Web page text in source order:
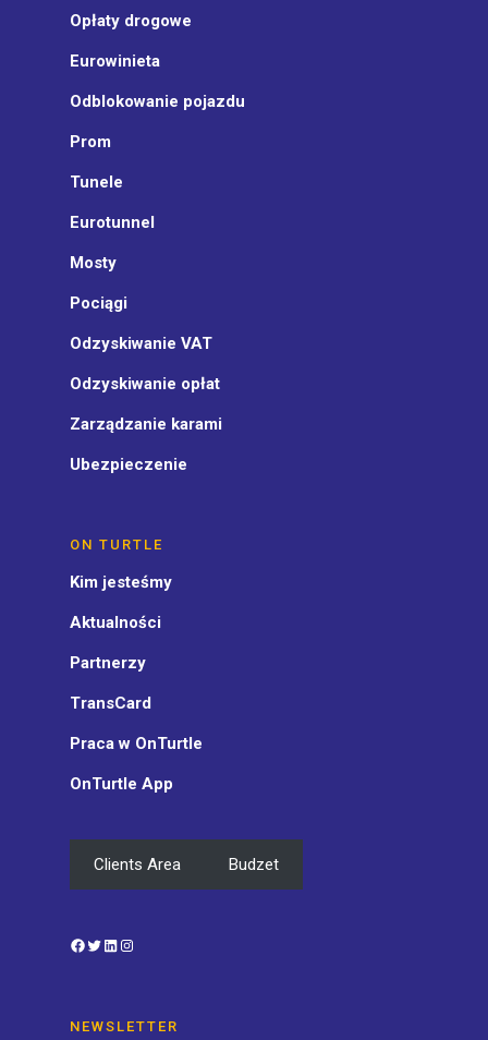
Opłaty drogowe
Eurowinieta
Odblokowanie pojazdu
Prom
Tunele
Eurotunnel
Mosty
Pociągi
Odzyskiwanie VAT
Odzyskiwanie opłat
Zarządzanie karami
Ubezpieczenie
ON TURTLE
Kim jesteśmy
Aktualności
Partnerzy
TransCard
Praca w OnTurtle
OnTurtle App
Clients Area Budzet
Facebook
TwitterLinkedIn
NEWSLETTER